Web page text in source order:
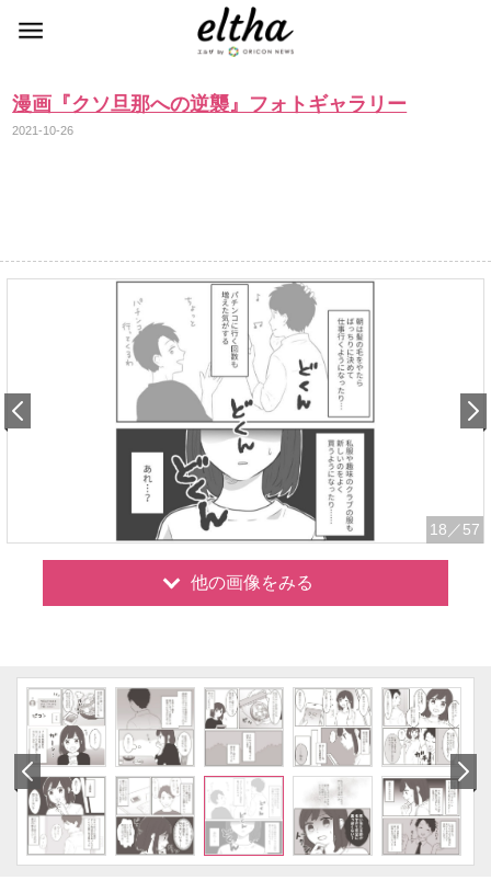
漫画『クソ旦那への逆襲』フォトギャラリー
2021-10-26
18 ／57
他の画像をみる